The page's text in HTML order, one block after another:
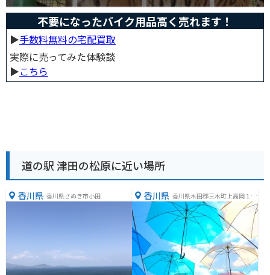
不要になったバイク用品高く売れます！
▶︎手数料無料の宅配買取
実際に売ってみた体験談
▶︎こちら
道の駅 津田の松原に近い場所
香川県 香川県さぬき市小田 香川県 香川県木田郡三木町上高岡１６
１３